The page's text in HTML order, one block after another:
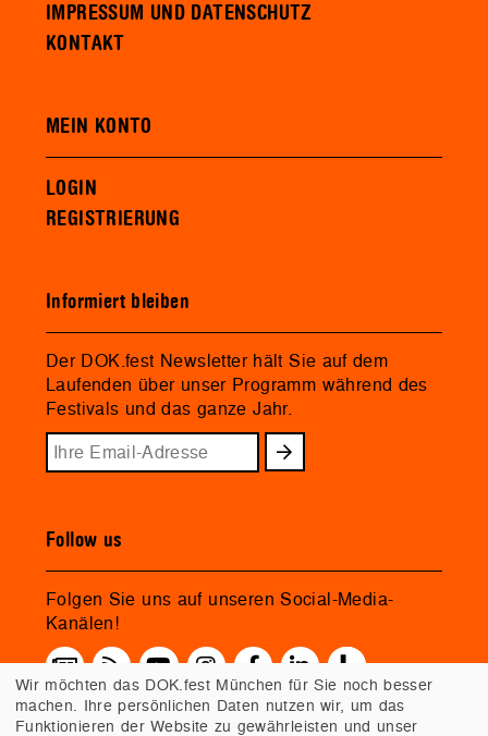
IMPRESSUM UND DATENSCHUTZ
KONTAKT
MEIN KONTO
LOGIN
REGISTRIERUNG
Informiert bleiben
Der DOK.fest Newsletter hält Sie auf dem
Laufenden über unser Programm während des
Festivals und das ganze Jahr.
Follow us
Folgen Sie uns auf unseren Social-Media-
Kanälen!
Wir möchten das DOK.fest München für Sie noch besser
machen. Ihre persönlichen Daten nutzen wir, um das
Funktionieren der Website zu gewährleisten und unser